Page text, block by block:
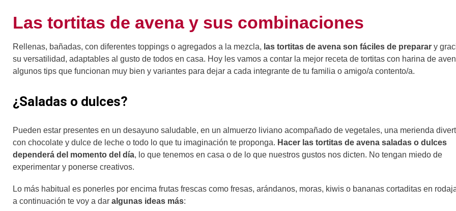
Las tortitas de avena y sus combinaciones
Rellenas, bañadas, con diferentes toppings o agregados a la mezcla, las tortitas de avena son fáciles de preparar y
su versatilidad, adaptables al gusto de todos en casa. Hoy les vamos a contar la mejor receta de tortitas con harina de
algunos tips que funcionan muy bien y variantes para dejar a cada integrante de tu familia o amigo/a contento/a.
¿Saladas o dulces?
Pueden estar presentes en un desayuno saludable, en un almuerzo liviano acompañado de vegetales, una merienda
con chocolate y dulce de leche o todo lo que tu imaginación te proponga. Hacer las tortitas de avena saladas o dulces
dependerá del momento del día, lo que tenemos en casa o de lo que nuestros gustos nos dicten. No tengan miedo de
experimentar y ponerse creativos.
Lo más habitual es ponerles por encima frutas frescas como fresas, arándanos, moras, kiwis o bananas cortaditas en
a continuación te voy a dar algunas ideas más: